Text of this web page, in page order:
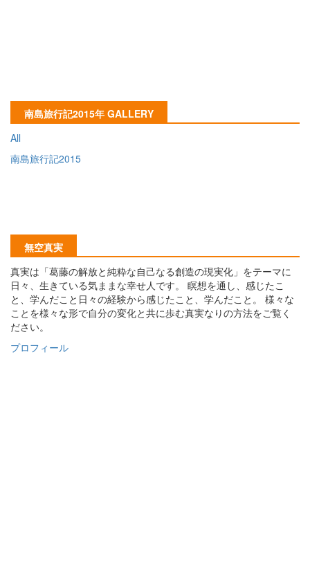
南島旅行記2015年 GALLERY
All
南島旅行記2015
無空真実
真実は「葛藤の解放と純粋な自己なる創造の現実化」をテーマに
日々、生きている気ままな幸せ人です。 瞑想を通し、感じたこ
と、学んだこと日々の経験から感じたこと、学んだこと。 様々な
ことを様々な形で自分の変化と共に歩む真実なりの方法をご覧く
ださい。
プロフィール